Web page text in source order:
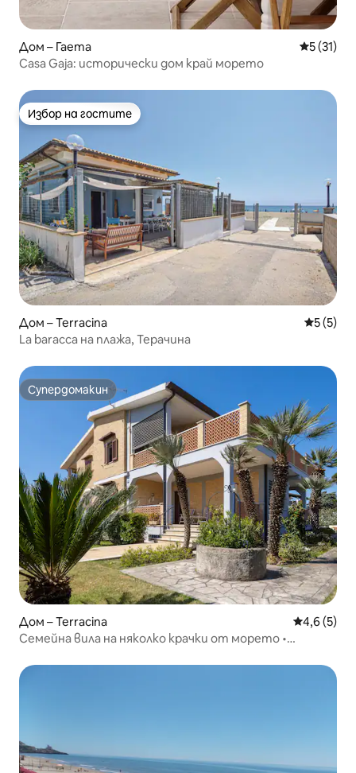
Дом – Гаета Средна
5 (31)
Casa Gaja: исторически дом край морето
Избор на гостите
Избор на гостите
Дом – Terracina Средна
5 (5)
La baracca на плажа, Терачина
Супердомакин
Супердомакин
Дом – Terracina Средна
4,6 (5)
Семейна вила на няколко крачки от морето •